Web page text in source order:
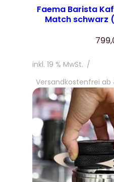
Faema Barista
Match schwarz
inkl. 19 % MwSt. /
Versandkostenfrei